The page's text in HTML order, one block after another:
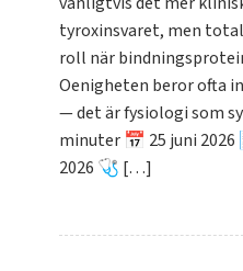
tyroxinsvaret, men
roll när
Oenigheten beror ofta
— det är fysiologi som
minuter 📅 25 juni 2026
2026 🩺 […]
Occitan
Afrikaans
Монгол
ພາສາລາວ
Basa Jawa